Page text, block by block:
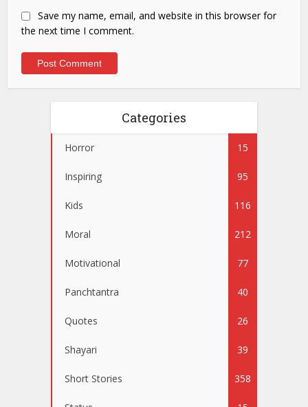
Save my name, email, and website in this browser for
the next time I comment.
Categories
Horror 15
Inspiring 95
Kids 116
Moral 212
Motivational 77
Panchtantra 40
Quotes 26
Shayari 39
Short Stories 358